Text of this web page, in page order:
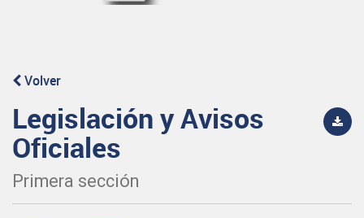
Volver
Legislación y Avisos
Oficiales
Primera sección